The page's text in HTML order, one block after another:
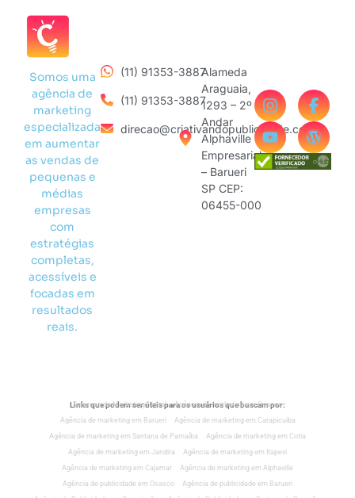
Somos uma
agência de
marketing
especializada
em aumentar
as vendas de
pequenas e
médias
empresas
com
estratégias
completas,
acessíveis e
focadas em
resultados
reais.
(11) 91353-3887
(11) 91353-3887
direcao@criativandopublicidade.com
Alameda
Araguaia,
1293 – 2º
Andar
Alphaville
Empresarial
– Barueri
SP CEP:
06455-000
Links que podem ser úteis para os usuários que buscam por:
Empresa de Marketing Digital
Agência de marketing em Osasco
Agência de marketing em Barueri
Agência de marketing em Carapicuiba
Agência de marketing em Santana de Parnaíba
Agência de marketing em Cotia
Agência de marketing em Jandira
Agência de marketing em Itapevi
Agência de marketing em Cajamar
Agência de marketing em Alphaville
Agência de publicidade em Osasco
Agência de publicidade em Barueri